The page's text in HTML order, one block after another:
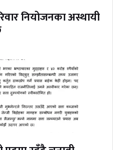
नियोजनका अस्थायी